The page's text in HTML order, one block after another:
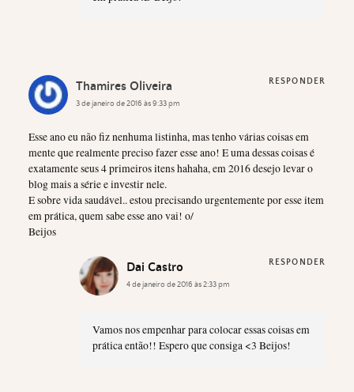
Thamires Oliveira
3 de janeiro de 2016 às 9:33 pm
Esse ano eu não fiz nenhuma listinha, mas tenho várias coisas em
mente que realmente preciso fazer esse ano! E uma dessas coisas é
exatamente seus 4 primeiros itens hahaha, em 2016 desejo levar o
blog mais a série e investir nele.
E sobre vida saudável.. estou precisando urgentemente por esse item
em prática, quem sabe esse ano vai! o/
Beijos
RESPONDER
Dai Castro
4 de janeiro de 2016 às 2:33 pm
Vamos nos empenhar para colocar essas coisas em
prática então!! Espero que consiga <3 Beijos!
RESPONDER